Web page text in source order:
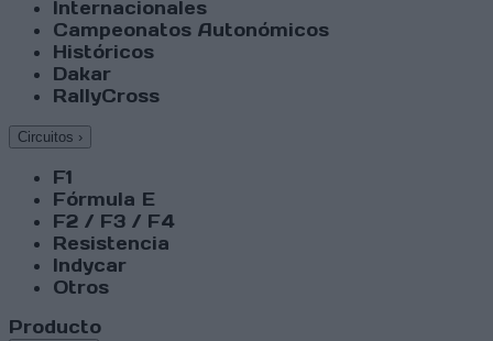
Internacionales
Campeonatos Autonómicos
Históricos
Dakar
RallyCross
Circuitos ›
F1
Fórmula E
F2 / F3 / F4
Resistencia
Indycar
Otros
Producto